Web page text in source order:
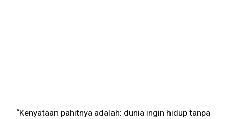
“Kenyataan pahitnya adalah: dunia ingin hidup tanpa